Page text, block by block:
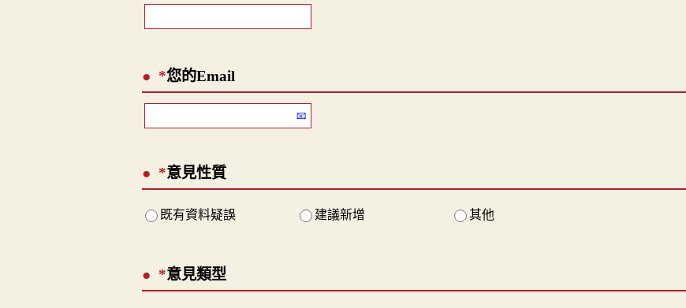
*您的Email
*意見性質
既有資料疑誤 建議新增 其他
*意見類型